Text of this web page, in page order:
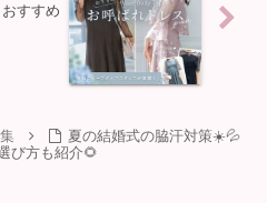
すすめ
夏の結婚式の脇汗対策☀️💦
び方も紹介🌻